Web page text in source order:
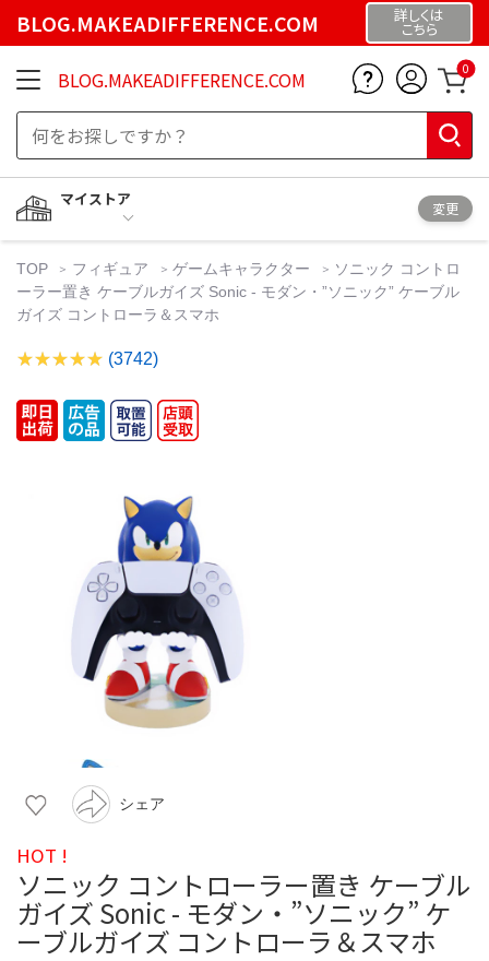
BLOG.MAKEADIFFERENCE.COM 詳しくは
こちら
BLOG.MAKEADIFFERENCE.COM 0
マイストア
変更
TOP フィギュア ゲームキャラクター
ソニック コントロ
ーラー置き ケーブルガイズ Sonic - モダン・”ソニック” ケーブル
ガイズ コントローラ＆スマホ
(3742)
シェア
HOT !
ソニック コントローラー置き ケーブル
ガイズ Sonic - モダン・”ソニック” ケ
ーブルガイズ コントローラ＆スマホ